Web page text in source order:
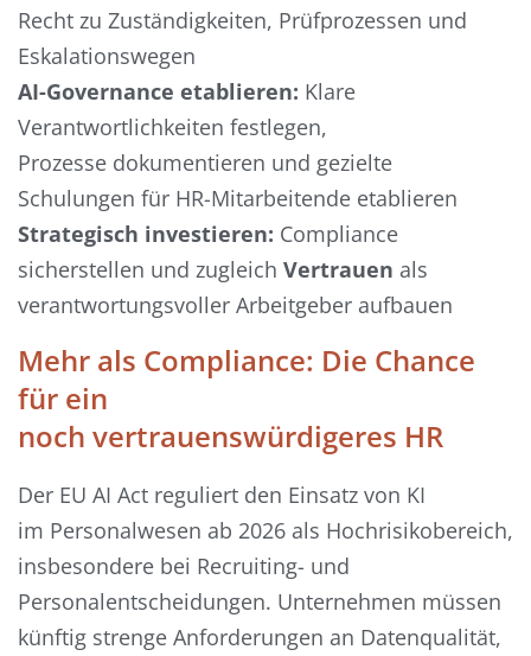
Recht zu Zuständigkeiten, Prüfprozessen und
Eskalationswegen
AI-Governance etablieren: Klare
Verantwortlichkeiten festlegen,
Prozesse dokumentieren und gezielte
Schulungen für HR-Mitarbeitende etablieren
Strategisch investieren: Compliance
sicherstellen und zugleich Vertrauen als
verantwortungsvoller Arbeitgeber aufbauen
Mehr als Compliance: Die Chance
für ein
noch vertrauenswürdigeres HR
Der EU AI Act reguliert den Einsatz von KI
im Personalwesen ab 2026 als Hochrisikobereich,
insbesondere bei Recruiting- und
Personalentscheidungen. Unternehmen müssen
künftig strenge Anforderungen an Datenqualität,